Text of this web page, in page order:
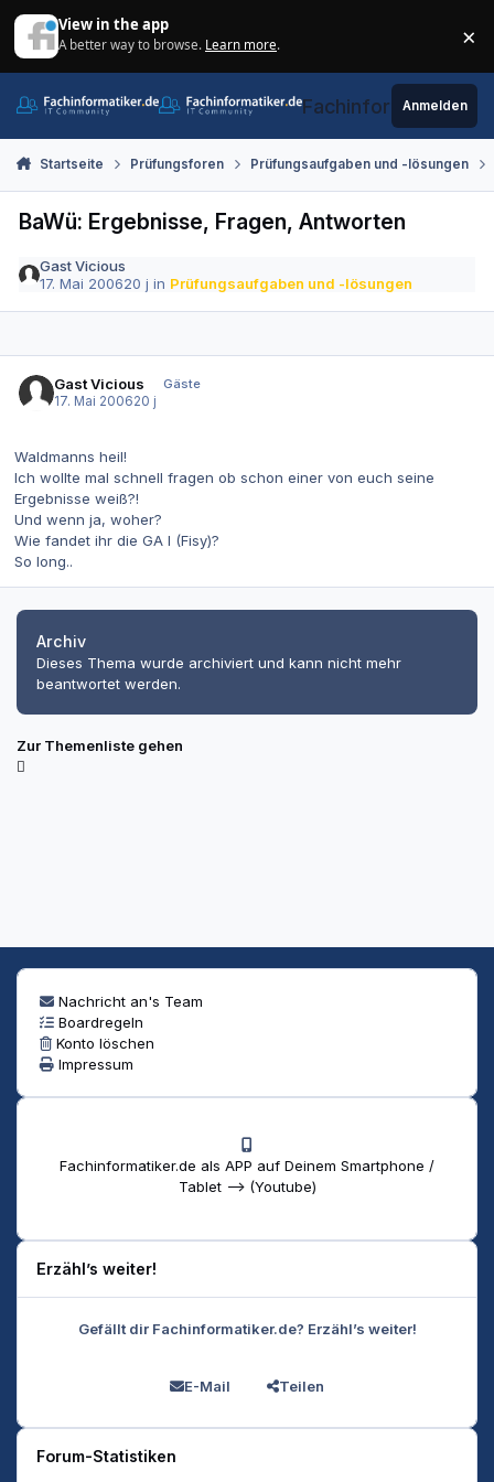
View in the app
A better way to browse. Learn more. ×
Fachinformatiker.de
Anmelden
Startseite Prüfungsforen Prüfungsaufgaben und -lösungen
BaWü: Ergebnisse, Fragen, Antworten
Gast Vicious
17. Mai 200620 j in Prüfungsaufgaben und -lösungen
Gast Vicious
Gäste
17. Mai 200620 j
Waldmanns heil!
Ich wollte mal schnell fragen ob schon einer von euch seine
Ergebnisse weiß?!
Und wenn ja, woher?
Wie fandet ihr die GA I (Fisy)?
So long..
Archiv
Dieses Thema wurde archiviert und kann nicht mehr
beantwortet werden.
Zur Themenliste gehen
Nachricht an's Team
Boardregeln
Konto löschen
Impressum
Fachinformatiker.de als APP auf Deinem Smartphone /
Tablet --> (Youtube)
Erzähl’s weiter!
Gefällt dir Fachinformatiker.de? Erzähl’s weiter!
E-Mail Teilen
Forum-Statistiken